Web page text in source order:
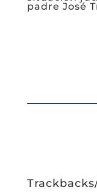
padre José